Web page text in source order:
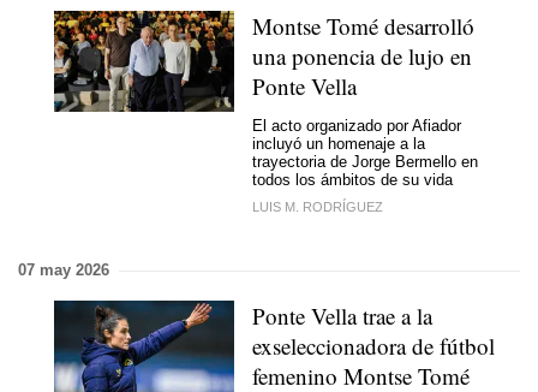
Montse Tomé desarrolló
una ponencia de lujo en
Ponte Vella
El acto organizado por Afiador
incluyó un homenaje a la
trayectoria de Jorge Bermello en
todos los ámbitos de su vida
LUIS M. RODRÍGUEZ
07 may 2026
Ponte Vella trae a la
exseleccionadora de fútbol
femenino Montse Tomé